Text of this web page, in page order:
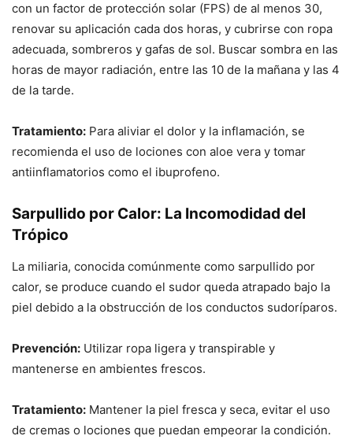
con un factor de protección solar (FPS) de al menos 30,
renovar su aplicación cada dos horas, y cubrirse con ropa
adecuada, sombreros y gafas de sol. Buscar sombra en las
horas de mayor radiación, entre las 10 de la mañana y las 4
de la tarde.
Tratamiento: Para aliviar el dolor y la inflamación, se
recomienda el uso de lociones con aloe vera y tomar
antiinflamatorios como el ibuprofeno.
Sarpullido por Calor: La Incomodidad del
Trópico
La miliaria, conocida comúnmente como sarpullido por
calor, se produce cuando el sudor queda atrapado bajo la
piel debido a la obstrucción de los conductos sudoríparos.
Prevención: Utilizar ropa ligera y transpirable y
mantenerse en ambientes frescos.
Tratamiento: Mantener la piel fresca y seca, evitar el uso
de cremas o lociones que puedan empeorar la condición.